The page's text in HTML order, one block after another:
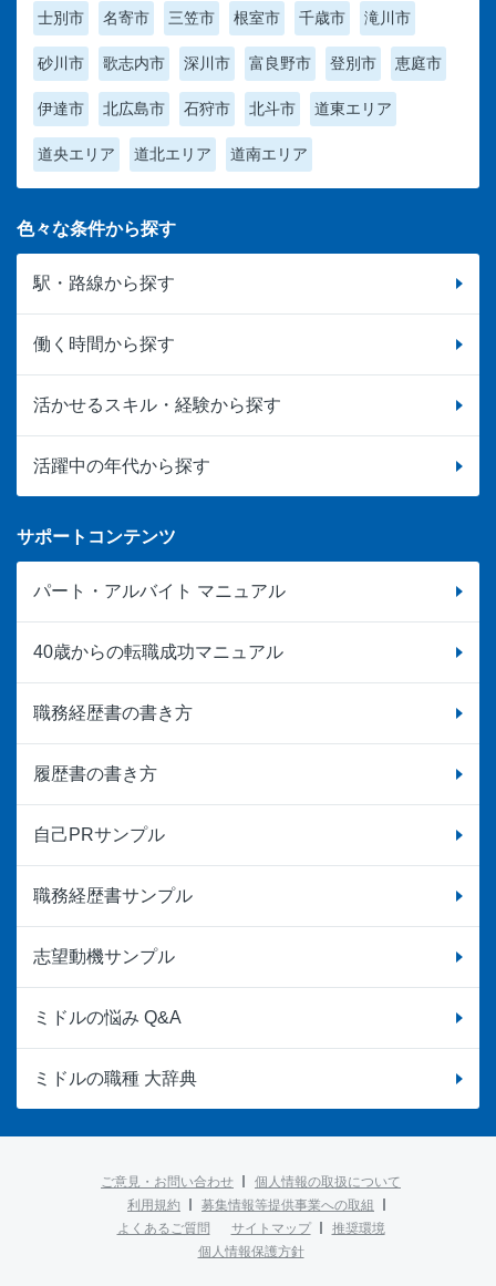
士別市 名寄市 三笠市 根室市 千歳市 滝川市
砂川市 歌志内市 深川市 富良野市 登別市 恵庭市
伊達市 北広島市 石狩市 北斗市 道東エリア
道央エリア 道北エリア 道南エリア
色々な条件から探す
駅・路線から探す
働く時間から探す
活かせるスキル・経験から探す
活躍中の年代から探す
サポートコンテンツ
パート・アルバイト マニュアル
40歳からの転職成功マニュアル
職務経歴書の書き方
履歴書の書き方
自己PRサンプル
職務経歴書サンプル
志望動機サンプル
ミドルの悩み Q&A
ミドルの職種 大辞典
ご意見・お問い合わせ
個人情報の取扱について
利用規約
募集情報等提供事業への取組
よくあるご質問
サイトマップ
推奨環境
個人情報保護方針